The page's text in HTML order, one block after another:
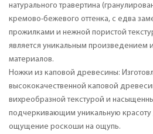
натурального травертина
кремово-бежевого оттенка, с едва
прожилками и нежной пористой
является уникальным произведением
материалов.
Ножки из каповой древесины:
высококачественной каповой
вихреобразной текстурой и
подчеркивающим уникальную
ощущение роскоши на ощупь.